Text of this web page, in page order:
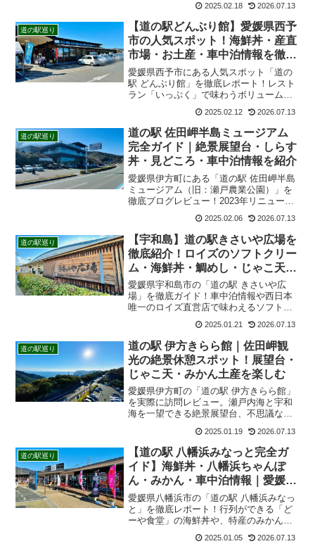
します。三間ICからすぐの便利な道の駅
です。
2025.02.18 2026.07.13
道の駅巡り
【道の駅どんぶり館】愛媛県西予
市の人気スポット！海鮮丼・産直
市場・お土産・車中泊情報を徹底
紹介
愛媛県西予市にある人気スポット「道の
駅 どんぶり館」を徹底レポート！レスト
ラン「いっぷく」で味わうボリューム満
だわった「青空市場」の新鮮な農産物、
お土産、気になる車中泊（仮眠）マナー
までドライブに役立つ最新情報を分かり
やすく解説します。
2025.02.12 2026.07.13
道の駅巡り
道の駅 佐田岬半島ミュージアム
完全ガイド｜絶景展望台・しらす
丼・見どころ・車中泊情報を紹介
愛媛県伊方町にある「道の駅 佐田岬半島
ミュージアム（旧：瀬戸農業公園）」を
徹底ブログレビュー！2023年リニューア
絶景、レストラン風車の絶品しらす丼、
四国唯一のメロディー道路、車中泊や仮
眠の注意点までドライブに役立つ情報を
網羅。
2025.02.06 2026.07.13
道の駅巡り
【宇和島】道の駅きさいや広場を
徹底紹介！ロイズのソフトクリー
ム・海鮮丼・鯛めし・じゃこ天と
車中泊情報
愛媛県宇和島市の「道の駅 きさいや広
場」を徹底ガイド！車中泊情報や西日本
唯一のロイズ直営店で味わえるソフトク
リームや、本場の宇和島鯛めし、ぶり炙
り丼など絶品グルメが満載。アクセス方
法やおすすめのお土産、みかんの販売状
況まで、ドライブ旅行に役立つ情報をブ
ログで詳しくレポートします。
2025.01.21 2026.07.13
道の駅巡り
道の駅 伊方きらら館｜佐田岬観
光の絶景休憩スポット！展望台・
じゃこ天・みかん土産を楽しむ
愛媛県伊方町の「道の駅 伊方きらら館」
を実際に訪問レビュー。瀬戸内海と宇和
海を一望できる絶景展望台、不思議なふ
のお土産など見どころを詳しく紹介しま
す。佐田岬ドライブや観光の休憩スポッ
トにもおすすめです。
2025.01.19 2026.07.13
道の駅巡り
【道の駅 八幡浜みなっと完全ガ
イド】海鮮丼・八幡浜ちゃんぽ
ん・みかん・車中泊情報｜愛媛八
幡浜の人気観光スポット
愛媛県八幡浜市の「道の駅 八幡浜みなっ
と」を徹底レポート！行列ができる「ど
ーや食堂」の海鮮丼や、特産のみかんが
解説。駐車場や営業時間、アクセス情報
2025.01.05 2026.07.13